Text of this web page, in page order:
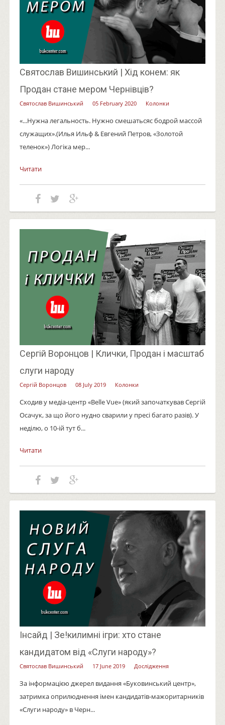
Святослав Вишинський | Хід конем: як
Продан стане мером Чернівців?
Святослав Вишинський 05 February 2020 Колонки
«...Нужна легальность. Нужно смешатьсяс бодрой массой
служащих».(Илья Ильф & Евгений Петров, «Золотой
теленок») Логіка мер...
Читати
Сергій Воронцов | Клички, Продан і масштаб
слуги народу
Сергій Воронцов 08 July 2019 Колонки
Сходив у медіа-центр «Belle Vue» (який започаткував Сергій
Осачук, за що його нудно сварили у пресі багато разів). У
неділю, о 10-ій тут б...
Читати
Інсайд | Зе!килимні ігри: хто стане
кандидатом від «Слуги народу»?
Святослав Вишинський 17 June 2019 Дослідження
За інформацією джерел видання «Буковинський центр»,
затримка оприлюднення імен кандидатів-мажоритарників
«Слуги народу» в Черн...